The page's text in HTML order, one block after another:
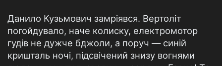
Данило Кузьмович замріявся. Вертоліт
погойдувало, наче колиску, електромотор
гудів не дужче бджоли, а поруч — синій
кришталь ночі, підсвічений знизу вогнями